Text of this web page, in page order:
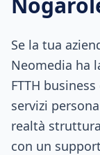
Se la tua
Neomedia ha
FTTH
servizi
realtà
con un